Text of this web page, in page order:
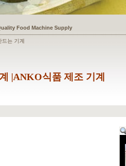
a Shoe Seller to Start a Food Business
드는 기계
|ANKO식품 제조 기계